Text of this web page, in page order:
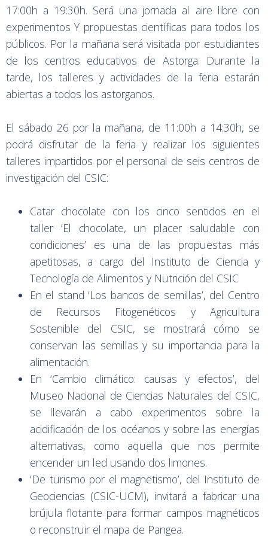
17:00h a 19:30h. Será una jornada al aire libre con
experimentos Y propuestas científicas para todos los
públicos. Por la mañana será visitada por estudiantes
de los centros educativos de Astorga. Durante la
tarde, los talleres y actividades de la feria estarán
abiertas a todos los astorganos.
El sábado 26 por la mañana, de 11:00h a 14:30h, se
podrá disfrutar de la feria y realizar los siguientes
talleres impartidos por el personal de seis centros de
investigación del CSIC:
Catar chocolate con los cinco sentidos en el
taller ‘El chocolate, un placer saludable con
condiciones’ es una de las propuestas más
apetitosas, a cargo del Instituto de Ciencia y
Tecnología de Alimentos y Nutrición del CSIC
En el stand ‘Los bancos de semillas’, del Centro
de Recursos Fitogenéticos y Agricultura
Sostenible del CSIC, se mostrará cómo se
conservan las semillas y su importancia para la
alimentación.
En ‘Cambio climático: causas y efectos’, del
Museo Nacional de Ciencias Naturales del CSIC,
se llevarán a cabo experimentos sobre la
acidificación de los océanos y sobre las energías
alternativas, como aquella que nos permite
encender un led usando dos limones.
‘De turismo por el magnetismo’, del Instituto de
Geociencias (CSIC-UCM), invitará a fabricar una
brújula flotante para formar campos magnéticos
o reconstruir el mapa de Pangea.